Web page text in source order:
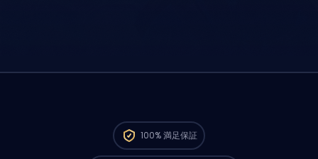
100%満足保証
North AmericaのChallengerプレイヤーが
すぐ注文スタートできるよ。🔥